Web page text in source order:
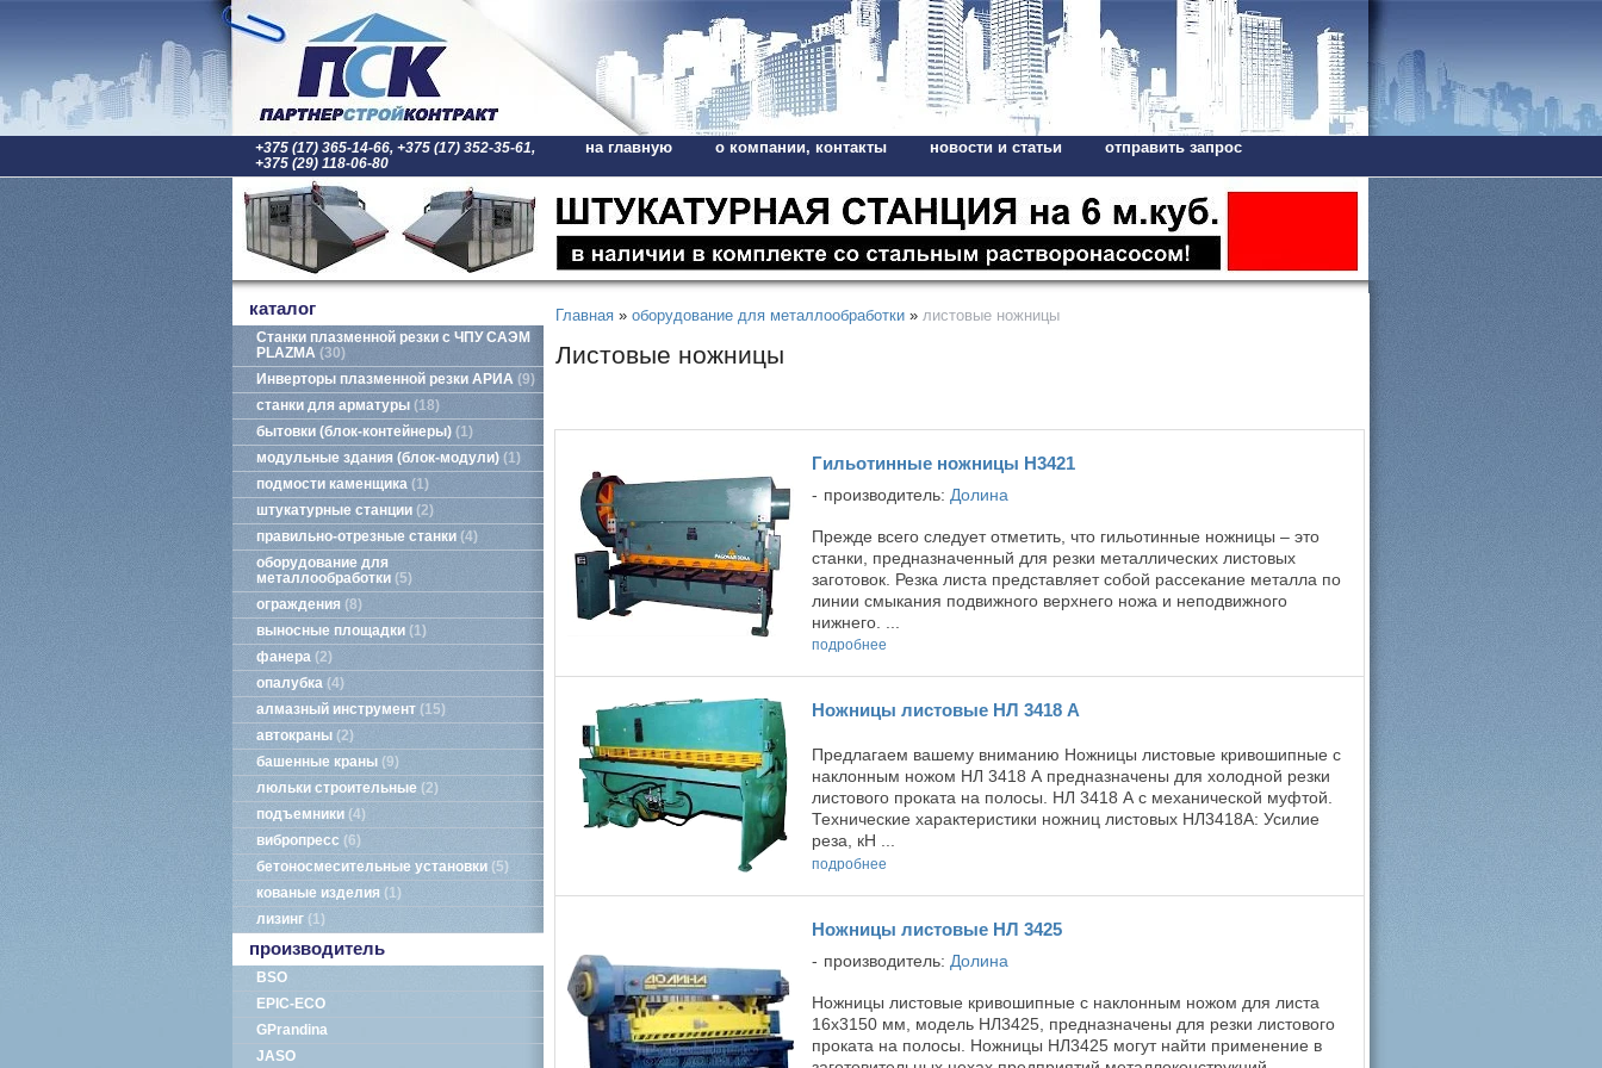
+375 (17) 365-14-66, +375 (17) 352-35-61,
+375 (29) 118-06-80
на главную о компании, контакты новости и статьи отправить запрос
каталог
Станки плазменной резки с ЧПУ САЭМ
PLAZMA 30
Инверторы плазменной резки АРИА 9
станки для арматуры 18
бытовки (блок-контейнеры) 1
модульные здания (блок-модули) 1
подмости каменщика 1
штукатурные станции 2
правильно-отрезные станки 4
оборудование для
металлообработки 5
ограждения 8
выносные площадки 1
фанера 2
опалубка 4
алмазный инструмент 15
автокраны 2
башенные краны 9
люльки строительные 2
подъемники 4
вибропресс 6
бетоносмесительные установки 5
кованые изделия 1
лизинг 1
производитель
BSO
EPIC-ECO
GPrandina
JASO
Главная » оборудование для металлообработки » листовые ножницы
Листовые ножницы
Гильотинные ножницы Н3421
производитель: Долина
Прежде всего следует отметить, что гильотинные ножницы – это
станки, предназначенный для резки металлических листовых
заготовок. Резка листа представляет собой рассекание металла по
линии смыкания подвижного верхнего ножа и неподвижного
нижнего. ...
подробнее
Ножницы листовые НЛ 3418 А
Предлагаем вашему вниманию Ножницы листовые кривошипные с
наклонным ножом НЛ 3418 А предназначены для холодной резки
листового проката на полосы. НЛ 3418 А с механической муфтой.
Технические характеристики ножниц листовых НЛ3418А: Усилие
реза, кН ...
подробнее
Ножницы листовые НЛ 3425
производитель: Долина
Ножницы листовые кривошипные с наклонным ножом для листа
16х3150 мм, модель НЛ3425, предназначены для резки листового
проката на полосы. Ножницы НЛ3425 могут найти применение в